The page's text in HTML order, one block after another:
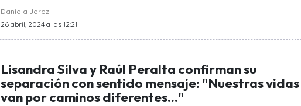
Daniela Jerez
26 abril, 2024 a las 12:21
Lisandra Silva y Raúl Peralta confirman su
separación con sentido mensaje: "Nuestras vidas
van por caminos diferentes..."